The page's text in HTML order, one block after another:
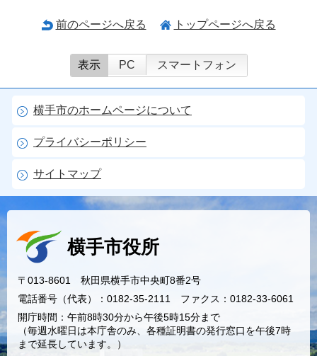
前のページへ戻る トップページへ戻る
表示 PC スマートフォン
横手市のホームページについて
プライバシーポリシー
サイトマップ
横手市役所
〒013-8601 秋田県横手市中央町8番2号
電話番号（代表）：0182-35-2111 ファクス：0182-33-6061
開庁時間：午前8時30分から午後5時15分まで
（毎週水曜日は本庁舎のみ、各種証明書の発行窓口を午後7時
まで延長しています。）